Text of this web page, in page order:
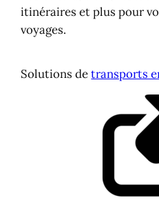
itinéraires et plus pour
voyages.
Solutions detransports